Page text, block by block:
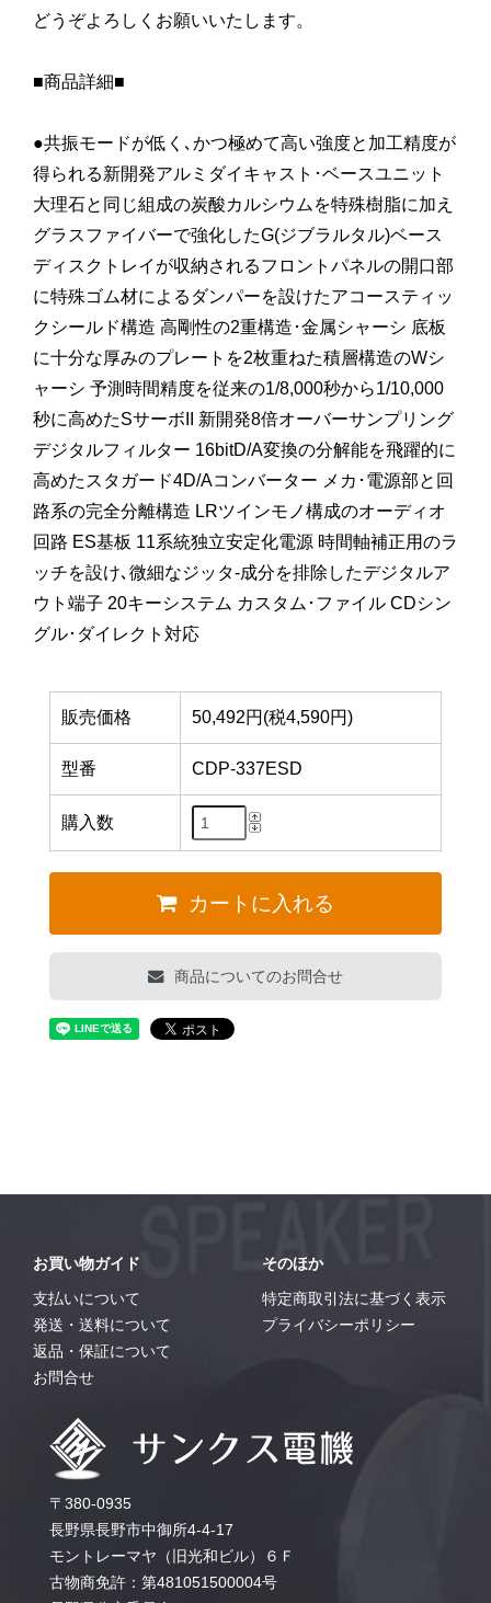
どうぞよろしくお願いいたします。
■商品詳細■
●共振モードが低く､かつ極めて高い強度と加工精度が
得られる新開発アルミダイキャスト･ベースユニット
大理石と同じ組成の炭酸カルシウムを特殊樹脂に加え
グラスファイバーで強化したG(ジブラルタル)ベース
ディスクトレイが収納されるフロントパネルの開口部
に特殊ゴム材によるダンパーを設けたアコースティッ
クシールド構造 高剛性の2重構造･金属シャーシ 底板
に十分な厚みのプレートを2枚重ねた積層構造のWシ
ャーシ 予測時間精度を従来の1/8,000秒から1/10,000
秒に高めたSサーボII 新開発8倍オーバーサンプリング
デジタルフィルター 16bitD/A変換の分解能を飛躍的に
高めたスタガード4D/Aコンバーター メカ･電源部と回
路系の完全分離構造 LRツインモノ構成のオーディオ
回路 ES基板 11系統独立安定化電源 時間軸補正用のラ
ッチを設け､微細なジッタ-成分を排除したデジタルア
ウト端子 20キーシステム カスタム･ファイル CDシン
グル･ダイレクト対応
販売価格 50,492円(税4,590円)
型番 CDP-337ESD
購入数
カートに入れる
商品についてのお問合せ
お買い物ガイド
支払いについて
発送・送料について
返品・保証について
お問合せ
そのほか
特定商取引法に基づく表示
プライバシーポリシー
〒380-0935
長野県長野市中御所4-4-17
モントレーマヤ（旧光和ビル）６Ｆ
古物商免許：第481051500004号